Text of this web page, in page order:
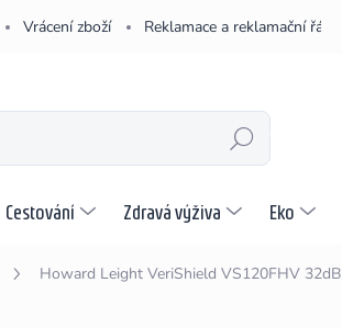
Vrácení zboží Reklamace a reklamační řád
HLEDAT
Cestování Zdravá výživa Eko
Howard Leight VeriShield VS120FHV 32dB